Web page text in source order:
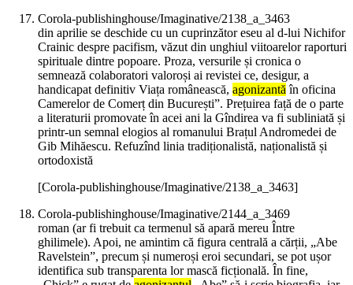
Corola-publishinghouse/Imaginative/2138_a_3463
din aprilie se deschide cu un cuprinzător eseu al d-lui Nichifor
Crainic despre pacifism, văzut din unghiul viitoarelor raporturi
spirituale dintre popoare. Proza, versurile și cronica o
semnează colaboratori valoroși ai revistei ce, desigur, a
handicapat definitiv Viața românească, agonizantăîn oficina
Camerelor de Comerț din București”. Prețuirea față de o parte
a literaturii promovate în acei ani la Gîndirea va fi subliniată și
printr-un semnal elogios al romanului Brațul Andromedei de
Gib Mihăescu. Refuzînd linia tradiționalistă, naționalistă și
ortodoxistă
[Corola-publishinghouse/Imaginative/2138_a_3463]
Corola-publishinghouse/Imaginative/2144_a_3469
roman (ar fi trebuit ca termenul să apară mereu Între
ghilimele). Apoi, ne amintim că figura centrală a cărții, „Abe
Ravelstein”, precum și numeroși eroi secundari, se pot ușor
identifica sub transparenta lor mască ficțională. În fine,